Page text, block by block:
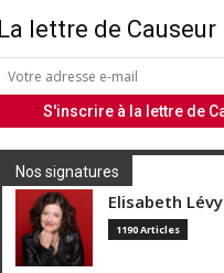
La lettre de Causeur
Nos signatures
Elisabeth Lévy
1190 Articles